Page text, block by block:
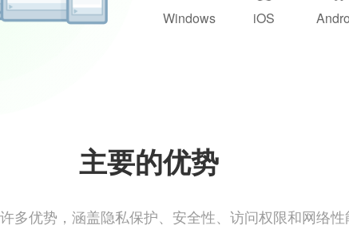
Windows iOS
主要的优势
多优势，涵盖隐私保护、安全性、访问权限和网络